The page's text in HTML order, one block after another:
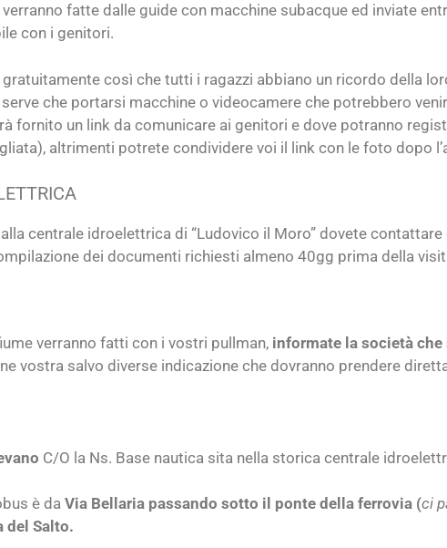
fatte dalle guide con macchine subacque ed inviate
con i genitori.
così che tutti i ragazzi abbiano un ricordo della
che portarsi macchine o videocamere che potrebbero
fornito un link da comunicare ai genitori e dove potranno
altrimenti potrete condividere voi il link con le foto dopo
centrale idroelettrica di “Ludovico il Moro” dovete
dei documenti richiesti almeno 40gg prima della
verranno fatti con i vostri pullman, informate la società
vostra salvo diverse indicazione che dovranno prendere
C/O la Ns. Base nautica sita nella storica centrale
è daVia Bellaria passando sotto il ponte della ferrovia (ci
del Salto.